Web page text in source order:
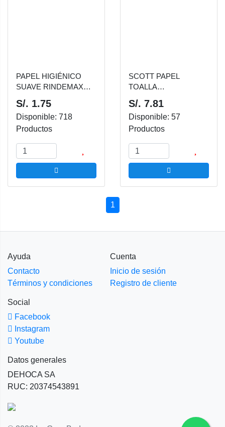
PAPEL HIGIÉNICO
SUAVE RINDEMAX
S/. 1.75
Disponible: 718
Productos
SCOTT PAPEL
TOALLA
DURAMAX X52
S/. 7.81
Disponible: 57
Productos
1
Ayuda
Contacto
Términos y condiciones
Cuenta
Inicio de sesión
Registro de cliente
Social
Facebook
Instagram
Youtube
Datos generales
DEHOCA SA
RUC: 20374543891